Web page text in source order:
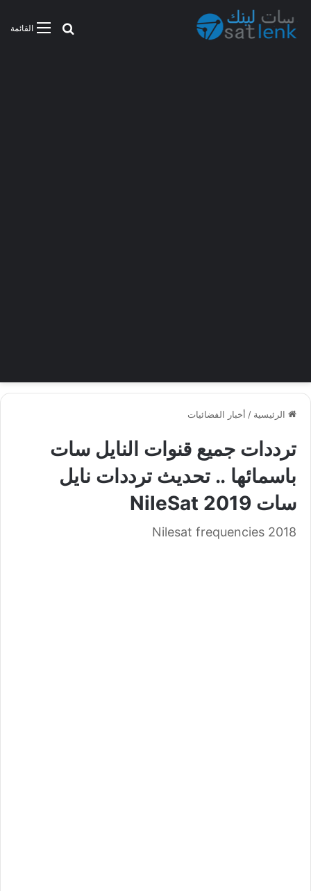
القائمةبحث عن
الرئيسية / أخبار الفضائيات
ترددات جميع قنوات النايل سات
باسمائها .. تحديث ترددات نايل
سات NileSat 2019
Nilesat frequencies 2018